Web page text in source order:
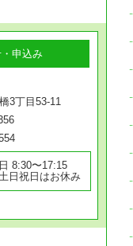
申込み
3丁目53-11
8:30〜17:15
日祝日はお休み